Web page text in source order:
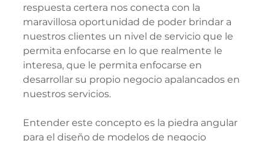
respuesta certera nos conecta con la
maravillosa oportunidad de poder brindar a
nuestros clientes un nivel de servicio que le
permita enfocarse en lo que realmente le
interesa, que le permita enfocarse en
desarrollar su propio negocio apalancados en
nuestros servicios.
Entender este concepto es la piedra angular
para el diseño de modelos de negocio